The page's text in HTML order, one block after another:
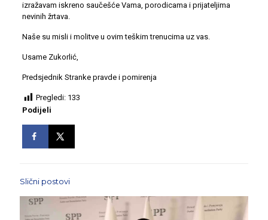
izražavam iskreno saučešće Vama, porodicama i prijateljima
nevinih žrtava.
Naše su misli i molitve u ovim teškim trenucima uz vas.
Usame Zukorlić,
Predsjednik Stranke pravde i pomirenja
Pregledi: 133
Podijeli
Slični postovi